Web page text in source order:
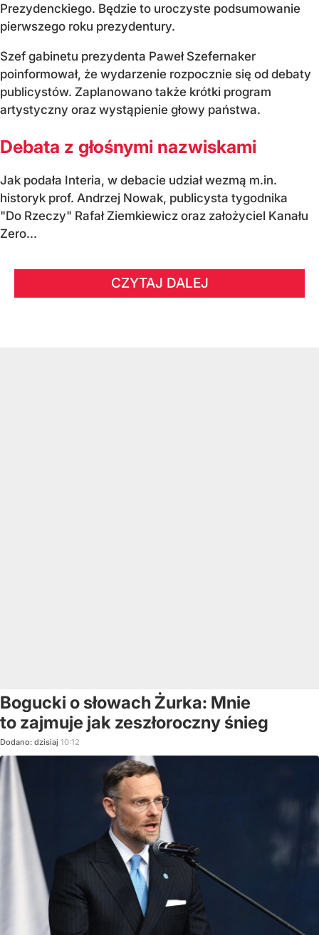
Prezydenckiego. Będzie to uroczyste podsumowanie
pierwszego roku prezydentury.
Szef gabinetu prezydenta Paweł Szefernaker
poinformował, że wydarzenie rozpocznie się od debaty
publicystów. Zaplanowano także krótki program
artystyczny oraz wystąpienie głowy państwa.
Debata z głośnymi nazwiskami
Jak podała Interia, w debacie udział wezmą m.in.
historyk prof. Andrzej Nowak, publicysta tygodnika
"Do Rzeczy" Rafał Ziemkiewicz oraz założyciel Kanału
Zero...
CZYTAJ DALEJ
Bogucki o słowach Żurka: Mnie
to zajmuje jak zeszłoroczny śnieg
Dodano: dzisiaj 10:12